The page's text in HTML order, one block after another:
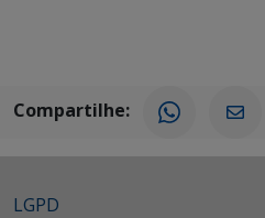
Compartilhe:
LGPD